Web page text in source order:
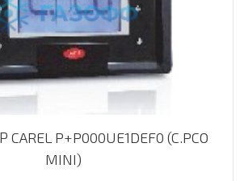
P+P000UE1DEF0 (C.PCO
MINI)